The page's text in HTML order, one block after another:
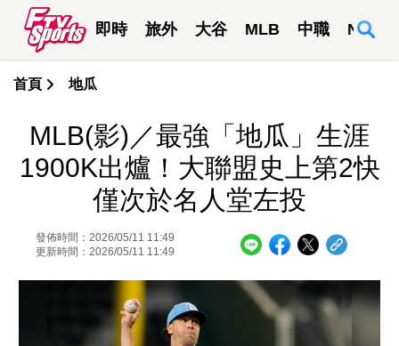
即時 旅外 大谷 MLB 中職 NBA
首頁 地瓜
MLB(影)／最強「地瓜」生涯
1900K出爐！大聯盟史上第2快
僅次於名人堂左投
發佈時間：2026/05/11 11:49
更新時間：2026/05/11 11:49